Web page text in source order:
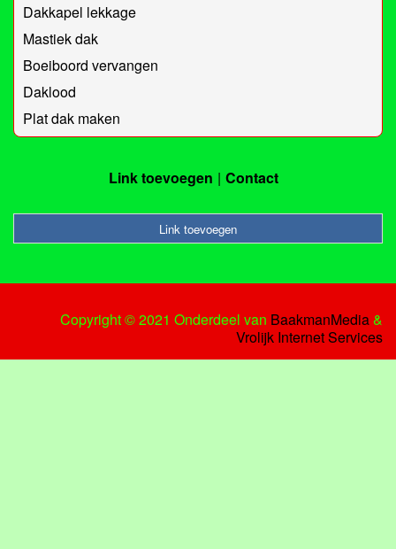
Dakkapel lekkage
Mastiek dak
Boeiboord vervangen
Daklood
Plat dak maken
Link toevoegen Contact
Link toevoegen
Copyright © 2021 Onderdeel van BaakmanMedia&
Vrolijk Internet Services